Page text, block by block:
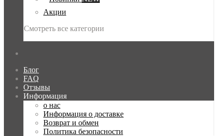
Акции
Смотреть все категории
Блог
FAQ
Отзывы
Информация
о нас
Информация о доставке
Возврат и обмен
Политика безопасности